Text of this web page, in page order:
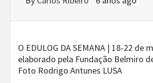
O EDULOG DA SEMANA | 18-22 de
elaborado pela Fundação Belmiro
Foto Rodrigo Antunes LUSA